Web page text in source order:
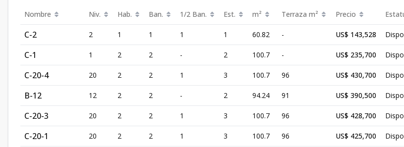
Nombre Niv. Hab. Ban. 1/2 Ban. Est. m² Terraza m² Precio
C-2 2 1 1 1 1 60.82 - US$ 143,528
C-1 1 2 2 - 2 100.7 - US$ 235,700
C-20-4 20 2 2 1 3 100.7 96 US$ 430,700
B-12 12 2 2 - 2 94.24 91 US$ 390,500
C-20-3 20 2 2 1 3 100.7 96 US$ 428,700
C-20-1 20 2 2 1 3 100.7 96 US$ 425,700